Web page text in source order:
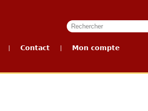
Contact Mon compte